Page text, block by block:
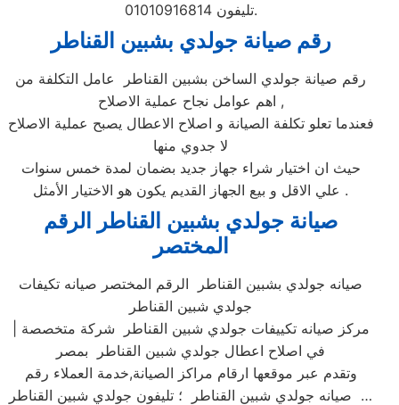
تليفون 01010916814.
رقم صيانة جولدي بشبين القناطر
رقم صيانة جولدي الساخن بشبين القناطر عامل التكلفة من
اهم عوامل نجاح عملية الاصلاح ,
فعندما تعلو تكلفة الصيانة و اصلاح الاعطال يصبح عملية الاصلاح
لا جدوي منها
حيث ان اختيار شراء جهاز جديد بضمان لمدة خمس سنوات
علي الاقل و بيع الجهاز القديم يكون هو الاختيار الأمثل .
صيانة جولدي بشبين القناطر الرقم
المختصر
صيانه جولدي بشبين القناطر الرقم المختصر صيانه تكيفات
جولدي شبين القناطر
في اصلاح اعطال جولدي شبين القناطر بمصر
وتقدم عبر موقعها ارقام مراكز الصيانة,خدمة العملاء رقم
صيانه جولدي شبين القناطر ؛ تليفون جولدي شبين القناطر …